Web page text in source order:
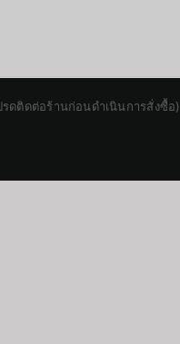
ดติดต่อร้านก่อนดำเนินการสั่งซื้อ)